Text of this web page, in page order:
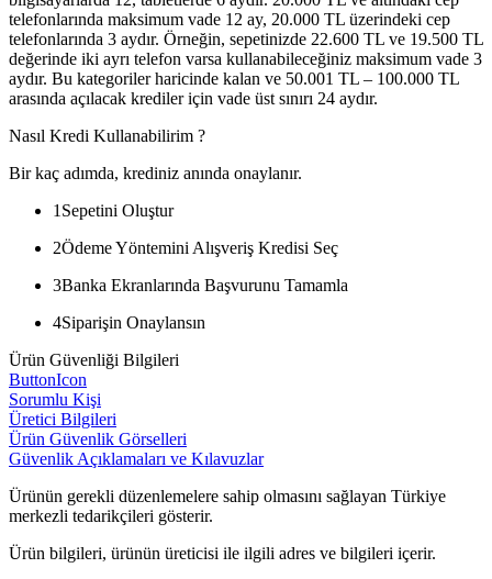
telefonlarında maksimum vade 12 ay, 20.000 TL üzerindeki cep
telefonlarında 3 aydır. Örneğin, sepetinizde 22.600 TL ve 19.500 TL
değerinde iki ayrı telefon varsa kullanabileceğiniz maksimum vade 3
aydır. Bu kategoriler haricinde kalan ve 50.001 TL – 100.000 TL
arasında açılacak krediler için vade üst sınırı 24 aydır.
Nasıl Kredi Kullanabilirim ?
Bir kaç adımda, krediniz anında onaylanır.
1 Sepetini Oluştur
2Ödeme Yöntemini Alışveriş Kredisi Seç
3Banka Ekranlarında Başvurunu Tamamla
4Siparişin Onaylansın
Ürün Güvenliği Bilgileri
ButtonIcon
Sorumlu Kişi
Üretici Bilgileri
Ürün Güvenlik Görselleri
Güvenlik Açıklamaları ve Kılavuzlar
Ürünün gerekli düzenlemelere sahip olmasını sağlayan Türkiye
merkezli tedarikçileri gösterir.
Ürün bilgileri, ürünün üreticisi ile ilgili adres ve bilgileri içerir.